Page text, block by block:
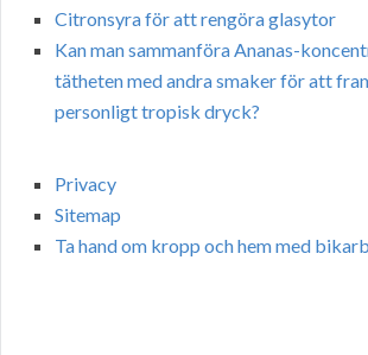
Citronsyra för att rengöra glasytor
Kan man sammanföra Ananas-
tätheten med andra smaker för att
personligt tropisk dryck?
Privacy
Sitemap
Ta hand om kropp och hem med